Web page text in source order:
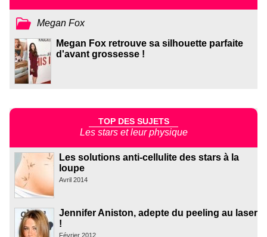
Megan Fox
Megan Fox retrouve sa silhouette parfaite
d'avant grossesse !
TOP DES SUJETS
Les stars et leur physique
Les solutions anti-cellulite des stars à la
loupe
Avril 2014
Jennifer Aniston, adepte du peeling au laser
!
Février 2012